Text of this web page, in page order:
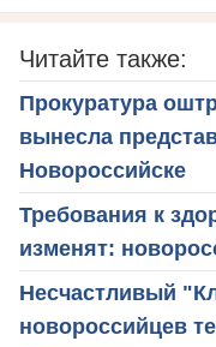
Читайте также:
Прокуратура
вынесла
Новороссийске
Требования к
изменят:
Несчастливый
новороссийцев